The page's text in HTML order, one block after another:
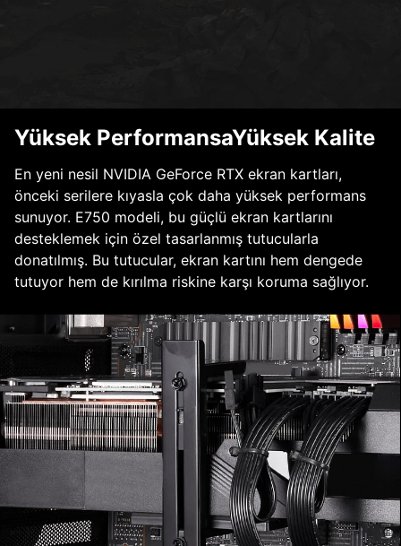
Yüksek PerformansaYüksek Kalite
En yeni nesil NVIDIA GeForce RTX ekran kartları,
önceki serilere kıyasla çok daha yüksek performans
sunuyor. E750 modeli, bu güçlü ekran kartlarını
desteklemek için özel tasarlanmış tutucularla
donatılmış. Bu tutucular, ekran kartını hem dengede
tutuyor hem de kırılma riskine karşı koruma sağlıyor.